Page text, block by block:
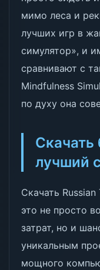
мимо леса и
лучших игр в
симулятор», и
сравнивают с
Mindfulness
по духу она
лучший
Скачать
это не просто
затрат, но и
уникальным
мощного